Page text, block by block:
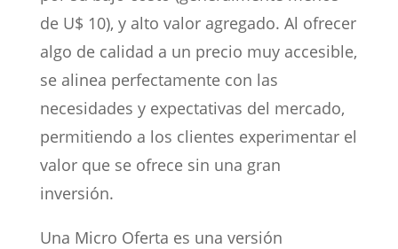
de U$ 10), y alto valor agregado. Al ofrecer
algo de calidad a un precio muy accesible,
se alinea perfectamente con las
necesidades y expectativas del mercado,
permitiendo a los clientes experimentar el
valor que se ofrece sin una gran
inversión.
Una Micro Oferta es una versión